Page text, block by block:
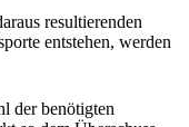
resultierenden
entstehen, werden
der benötigten